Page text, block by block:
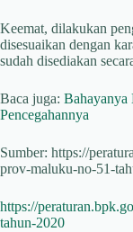
Keemat, dilakukan
disesuaikan dengan
sudah disediakan
Baca juga: Bahayanya
Pencegahannya
Sumber: https://
prov-maluku-no-51-
https://
tahun-2020